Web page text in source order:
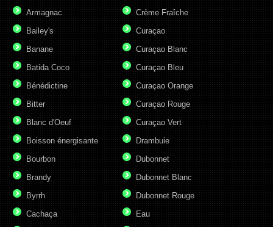
Armagnac
Bailey's
Banane
Batida Coco
Bénédictine
Bitter
Blanc d'Oeuf
Boisson énergisante
Bourbon
Brandy
Byrrh
Cachaça
Crème Fraîche
Curaçao
Curaçao Blanc
Curaçao Bleu
Curaçao Orange
Curaçao Rouge
Curaçao Vert
Drambuie
Dubonnet
Dubonnet Blanc
Dubonnet Rouge
Eau